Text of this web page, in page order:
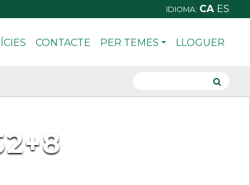
IDIOMA: CA ES
CONTACTE PER TEMES LLOGUER